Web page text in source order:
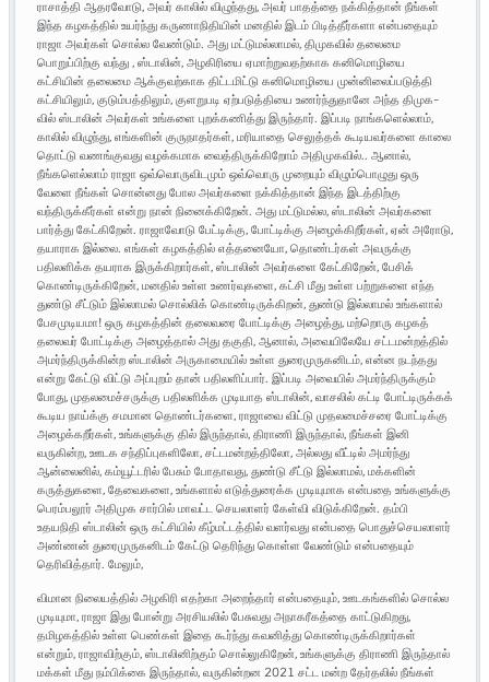
ராசாத்தி ஆதரவோடு, அவர் காலில் விழுந்தது, அவர் பாதத்தை நக்கித்தான் நீங்கள்
இந்த கழகத்தில் உயர்ந்து கருணாநிதியின் மனதில் இடம் பிடித்தீர்களா என்பதையும்
ராஜா அவர்கள் சொல்ல வேண்டும். அது மட்டுமல்லாமல், திமுகவில் தலைமை
பொறுப்பிற்கு வந்து , ஸ்டாலின், அழகிரியை ஏமாற்றுவதற்காக கனிமொழியை
கட்சியின் தலைமை ஆக்குவற்காக திட்டமிட்டு கனிமொழியை முன்னிலைப்படுத்தி
கட்சியிலும், குடும்பத்திலும், குளறுபடி ஏற்படுத்தியை உணர்ந்துதானே அந்த திமுக-
வில் ஸ்டாலின் அவர்கள் உங்களை புறக்கணித்து இருந்தார். இப்படி நாங்களெல்லாம்,
காலில் விழுந்து, எங்களின் குருநாதர்கள், மரியாதை செலுத்தக் கூடியவர்களை காலை
தொட்டு வணங்குவது வழக்கமாக வைத்திருக்கிறோம் அதிமுகவில்.. ஆனால்,
நீங்களெல்லாம் ராஜா ஒவ்வொருவிடமும் ஒவ்வொரு முறையும் விழும்பொழுது ஒரு
வேளை நீங்கள் சொன்னது போல அவர்களை நக்கித்தான் இந்த இடத்திற்கு
வந்திருக்கீர்கள் என்று நான் நினைக்கிறேன். அது மட்டுமல்ல, ஸ்டாலின் அவர்களை
பார்த்து கேட்கிறேன். ராஜாவோடு பேட்டிக்கு, போட்டிக்கு அழைக்கிறீர்கள், ஏன் அரோடு,
தயாராக இல்லை. எங்கள் கழகத்தில் எத்தனையோ, தொண்டர்கள் அவருக்கு
பதிலளிக்க தயராக இருக்கிறார்கள், ஸ்டாலின் அவர்களை கேட்கிறேன், பேசிக்
கொண்டிருக்கிறேன், மனதில் உள்ள உணர்வுகளை, கட்சி மீது உள்ள பற்றுகளை எந்த
துண்டு சீட்டும் இல்லாமல் சொல்லிக் கொண்டிருக்கிறன், துண்டு இல்லாமல் உங்களால்
பேசமுடியமா! ஒரு கழகத்தின் தலைவரை போட்டிக்கு அழைத்து, மற்றொரு கழகத்
தலைவர் போட்டிக்கு அழைத்தால் அது தகுதி, ஆனால், அவையிலேயே சட்டமன்றத்தில்
அமர்ந்திருக்கின்ற ஸ்டாலின் அருகாமையில் உள்ள துரைமுருகனிடம், என்ன நடந்தது
என்று கேட்டு விட்டு அப்புறம் தான் பதிலளிப்பார். இப்படி அவையில் அமர்ந்திருக்கும்
போது, முதலமைச்சருக்கு பதிலளிக்க முடியாத ஸ்டாலின், வாசலில் கட்டி போட்டிருக்கக்
கூடிய நாய்க்கு சமமான தொண்டர்களை, ராஜாவை விட்டு முதலமைச்சரை போட்டிக்கு
அழைக்கறீர்கள், உங்களுக்கு தில் இருந்தால், திராணி இருந்தால், நீங்கள் இனி
வருகின்ற, ஊடக சந்திப்புகளிலோ, சட்டமன்றத்திலோ, அல்லது வீட்டில் அமர்ந்து
ஆன்லைனில், கம்யூட்டரில் பேசும் போதாவது, துண்டு சீட்டு இல்லாமல், மக்களின்
கருத்துகளை, தேவைகளை, உங்களால் எடுத்துரைக்க முடியுமாக என்பதை உங்களுக்கு
பெரம்பலூர் அதிமுக சார்பில் மாவட்ட செயலாளர் கேள்வி விடுக்கிறேன். தம்பி
உதயநிதி ஸ்டாலின் ஒரு கட்சியில் கீழ்மட்டத்தில் வளர்வது என்பதை பொதுச்செயலாளர்
அண்ணன் துரைமுருகனிடம் கேட்டு தெரிந்து கொள்ள வேண்டும் என்பதையும்
தெரிவித்தார். மேலும்,
விமான நிலையத்தில் அழகிரி எதற்கா அறைந்தார் என்பதையும், ஊடகங்களில் சொல்ல
முடியுமா, ராஜா இது போன்று அரசியலில் பேசுவது அநாகரீகத்தை காட்டுகிறது,
தமிழகத்தில் உள்ள பெண்கள் இதை கூர்ந்து கவனித்து கொண்டிருக்கிறார்கள்
என்றும், ராஜாவிற்கும், ஸ்டாலினிற்கும் சொல்லுகிறேன், உங்களுக்கு திராணி இருந்தால்
மக்கள் மீது நம்பிக்கை இருந்தால், வருகின்றன 2021 சட்ட மன்ற தேர்தலில் நீங்கள்